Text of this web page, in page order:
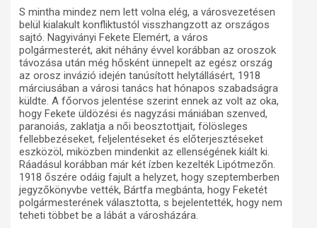
S mintha mindez nem lett volna elég, a városvezetésen
belül kialakult konfliktustól visszhangzott az országos
sajtó. Nagyiványi Fekete Elemért, a város
polgármesterét, akit néhány évvel korábban az oroszok
távozása után még hősként ünnepelt az egész ország
az orosz invázió idején tanúsított helytállásért, 1918
márciusában a városi tanács hat hónapos szabadságra
küldte. A főorvos jelentése szerint ennek az volt az oka,
hogy Fekete üldözési és nagyzási mániában szenved,
paranoiás, zaklatja a női beosztottjait, fölösleges
fellebbezéseket, feljelentéseket és előterjesztéseket
eszközöl, miközben mindenkit az ellenségének kiált ki.
Ráadásul korábban már két ízben kezelték Lipótmezőn.
1918 őszére odáig fajult a helyzet, hogy szeptemberben
jegyzőkönyvbe vették, Bártfa megbánta, hogy Feketét
polgármesterének választotta, s bejelentették, hogy nem
teheti többet be a lábát a városházára.